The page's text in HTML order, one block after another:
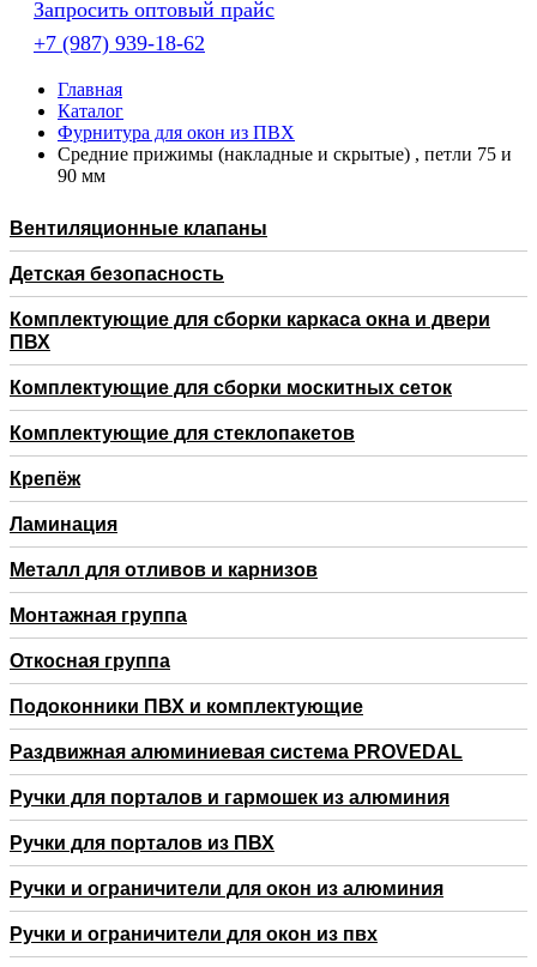
Запросить оптовый прайс
+7 (987) 939-18-62
Главная
Каталог
Фурнитура для окон из ПВХ
Средние прижимы (накладные и скрытые) , петли 75 и
90 мм
Вентиляционные клапаны
Детская безопасность
Комплектующие для сборки каркаса окна и двери
ПВХ
Комплектующие для сборки москитных сеток
Комплектующие для стеклопакетов
Крепёж
Ламинация
Металл для отливов и карнизов
Монтажная группа
Откосная группа
Подоконники ПВХ и комплектующие
Раздвижная алюминиевая система PROVEDAL
Ручки для порталов и гармошек из алюминия
Ручки для порталов из ПВХ
Ручки и ограничители для окон из алюминия
Ручки и ограничители для окон из пвх